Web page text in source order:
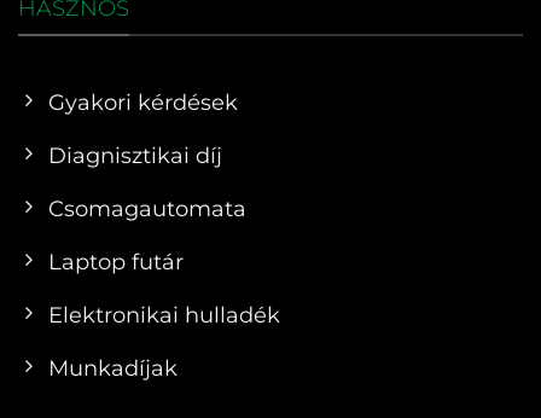
HASZNOS
Gyakori kérdések
Diagnisztikai díj
Csomagautomata
Laptop futár
Elektronikai hulladék
Munkadíjak